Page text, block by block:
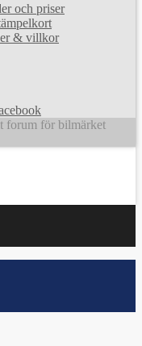
och priser
& villkor
forum för bilmärket